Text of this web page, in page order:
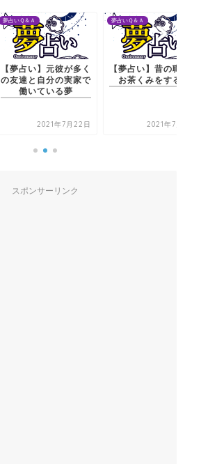
夢占いＱ＆Ａ
【夢占い】元彼が多く
の友達と自分の実家で
働いている夢
2021年7月22日
夢占いＱ＆Ａ
【夢占い】昔の職場で
お茶くみをする夢
2021年7月21日
スポンサーリンク